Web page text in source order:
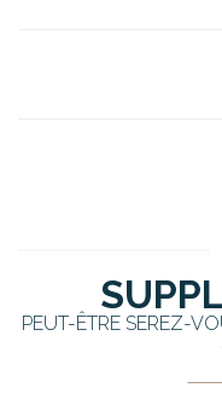
PEUT-ÊTRE SEREZ-